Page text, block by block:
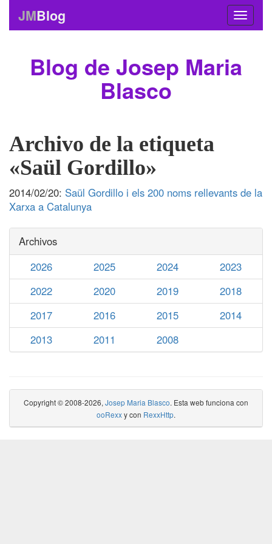
JMBlog
Blog de Josep Maria
Blasco
Archivo de la etiqueta
«Saül Gordillo»
2014/02/20: Saül Gordillo i els 200 noms rellevants de la
Xarxa a Catalunya
Archivos
2026
2025 2024
2023
2022
2020 2019
2018
2017
2016 2015
2014
2013
2011 2008
Copyright © 2008-2026, Josep Maria Blasco. Esta web funciona con
ooRexxy con RexxHttp.